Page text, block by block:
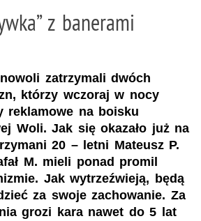
z banerami
zatrzymali dwóch
którzy wczoraj w nocy
reklamowe na boisku
Woli. Jak się okazało już na
20 – letni Mateusz P.
M. mieli ponad promil
Jak wytrzeźwieją, będą
za swoje zachowanie. Za
grozi kara nawet do 5 lat